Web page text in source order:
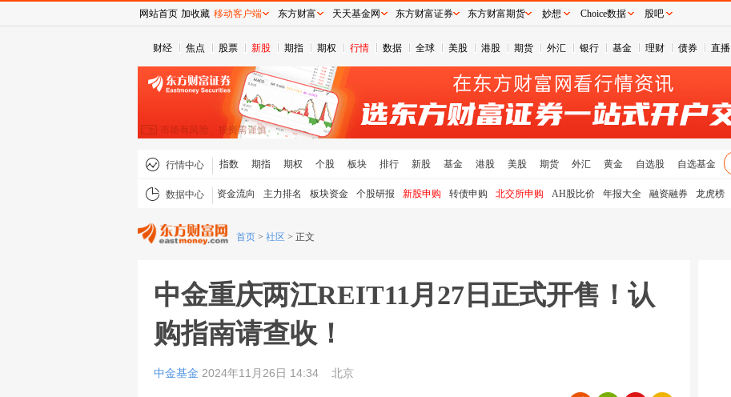
财经 焦点 股票 新股 期指 期权 行情 数据 全球 美股 港股 期货 外汇 银行 基金 理财 债券 直播
行情中心 指数 期指 期权 个股 板块 排行 新股 基金 港股 美股 期货 外汇 黄金 自选股 自选基金
数据中心 资金流向 主力排名 板块资金 个股研报 新股申购 转债申购 北交所申购 AH股比价 年报大全 融资融券 龙虎榜
首页 > 社区 > 正文
中金重庆两江REIT11月27日正式开售！认
购指南请查收！
中金基金 2024年11月26日 14:34 北京
网站首页 加收藏 移动客户端 东方财富 天天基金网 东方财富证券 东方财富期货 妙想 Choice数据 股吧